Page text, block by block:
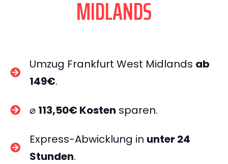
MIDLANDS
Umzug Frankfurt West Midlands ab
149€.
⌀ 113,50€ Kosten sparen.
Express-Abwicklung in unter 24
Stunden.